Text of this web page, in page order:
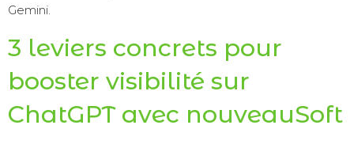
Gemini.
3 leviers concrets pour
booster visibilité sur
ChatGPT avec nouveauSoft